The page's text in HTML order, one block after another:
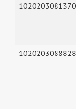
1020203081370
1020203088828